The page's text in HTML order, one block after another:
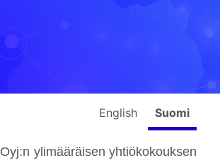
English Suomi
ylimääräisen yhtiökokouksen